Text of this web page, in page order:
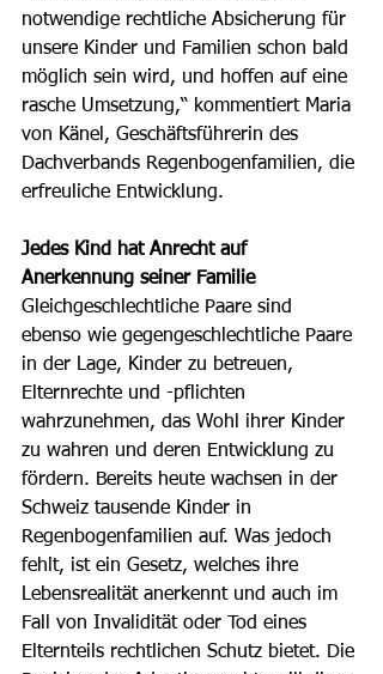
notwendige rechtliche Absicherung für
unsere Kinder und Familien schon bald
möglich sein wird, und hoffen auf eine
rasche Umsetzung,“ kommentiert Maria
von Känel, Geschäftsführerin des
Dachverbands Regenbogenfamilien, die
erfreuliche Entwicklung.
Jedes Kind hat Anrecht auf
Anerkennung seiner Familie
Gleichgeschlechtliche Paare sind
ebenso wie gegengeschlechtliche Paare
in der Lage, Kinder zu betreuen,
Elternrechte und -pflichten
wahrzunehmen, das Wohl ihrer Kinder
zu wahren und deren Entwicklung zu
fördern. Bereits heute wachsen in der
Schweiz tausende Kinder in
Regenbogenfamilien auf. Was jedoch
fehlt, ist ein Gesetz, welches ihre
Lebensrealität anerkennt und auch im
Fall von Invalidität oder Tod eines
Elternteils rechtlichen Schutz bietet. Die